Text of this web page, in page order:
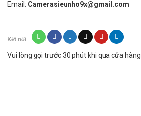
l Cân bằng trắng: Tự động
l Dấu thời gian / Ngày: Có (luôn bật)
l Định dạng ghi video: AVI
l Khung hình mỗi giây: 30FPS
Email: Camerasieunho9x@gmail.com
Kết nối
Vui lòng gọi trước 30 phút khi qua cửa hàng